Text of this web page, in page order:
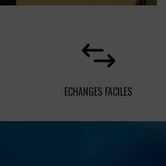
ECHANGES FACILES